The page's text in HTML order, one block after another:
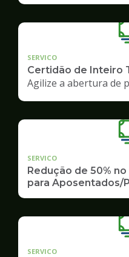
SERVICO
Certidão de Inteiro
Agilize a abertura de
SERVICO
Redução de 50%
para Aposentados/
SERVICO